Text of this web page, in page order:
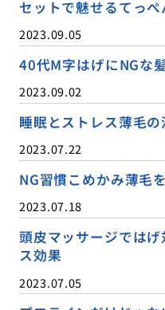
セットで魅せるてっ
2023.09.05
40代M字はげにNGな
2023.09.02
睡眠とストレス薄毛
2023.07.22
NG習慣こめかみ薄毛
2023.07.18
頭皮マッサージでは
ス効果
2023.07.05